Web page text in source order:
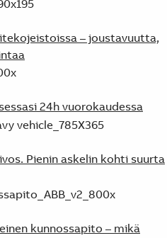
– joustavuutta,
24h vuorokaudessa
Pienin askelin kohti suurta
kunnossapito – mikä